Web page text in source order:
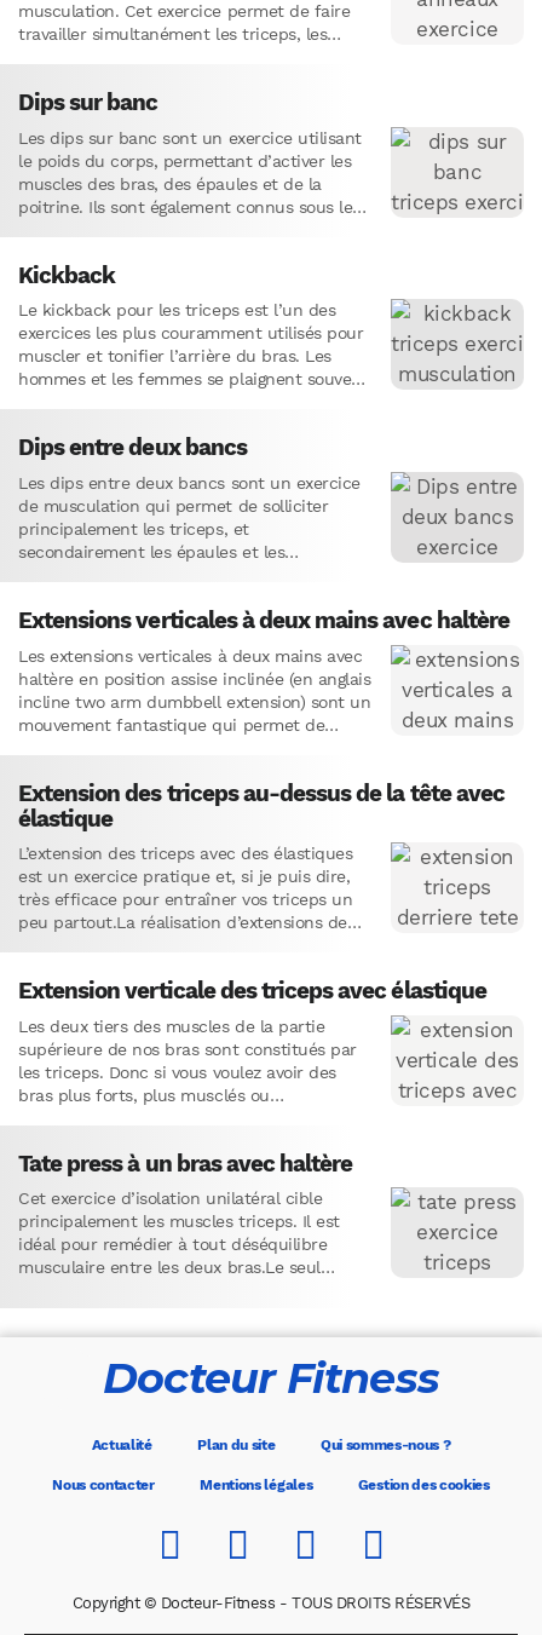
musculation. Cet exercice permet de faire
travailler simultanément les triceps, les
Dips sur banc
Les dips sur banc sont un exercice utilisant
le poids du corps, permettant d’activer les
muscles des bras, des épaules et de la
poitrine. Ils sont également connus sous le…
Kickback
Le kickback pour les triceps est l’un des
exercices les plus couramment utilisés pour
muscler et tonifier l’arrière du bras. Les
hommes et les femmes se plaignent souvent
Dips entre deux bancs
Les dips entre deux bancs sont un exercice
de musculation qui permet de solliciter
principalement les triceps, et
secondairement les épaules et les
Extensions verticales à deux mains avec haltère
Les extensions verticales à deux mains avec
haltère en position assise inclinée (en anglais
incline two arm dumbbell extension) sont un
mouvement fantastique qui permet de
Extension des triceps au-dessus de la tête avec
élastique
L’extension des triceps avec des élastiques
est un exercice pratique et, si je puis dire,
très efficace pour entraîner vos triceps un
peu partout.La réalisation d’extensions de
Extension verticale des triceps avec élastique
Les deux tiers des muscles de la partie
supérieure de nos bras sont constitués par
les triceps. Donc si vous voulez avoir des
bras plus forts, plus musclés ou
Tate press à un bras avec haltère
Cet exercice d’isolation unilatéral cible
principalement les muscles triceps. Il est
idéal pour remédier à tout déséquilibre
musculaire entre les deux bras.Le seul
Docteur Fitness
Actualité Plan du site Qui sommes-nous ?
Nous contacter Mentions légales Gestion des cookies
Copyright © Docteur-Fitness - TOUS DROITS RÉSERVÉS